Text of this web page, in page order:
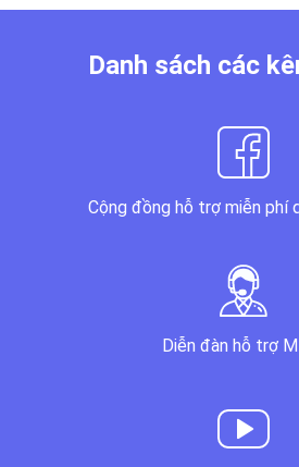
Danh sách các
Cộng đồng hỗ trợ miễn phí
Diễn đàn hỗ trợ